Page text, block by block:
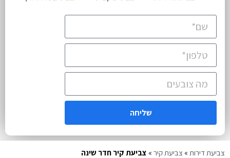
שליחה
צביעת דירות » צביעת קיר » צביעת קיר חדר שינה